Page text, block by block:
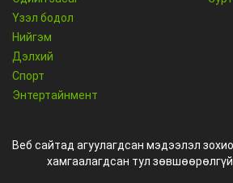
Үзэл бодол
Нийгэм
Дэлхий
Спорт
Энтертайнмент
Веб сайтад агуулагдсан мэдээлэл
хамгаалагдсан тул